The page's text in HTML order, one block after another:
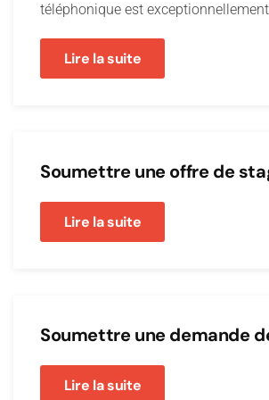
téléphonique est
Lire la suite
Soumettre une offre de
Lire la suite
Soumettre une demande
Lire la suite